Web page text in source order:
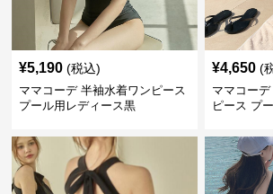
¥5,190 (税込)
ママコーデ 半袖水着ワンピース
プール用レディース黒
¥4,650 (
ママコー
ピース プ